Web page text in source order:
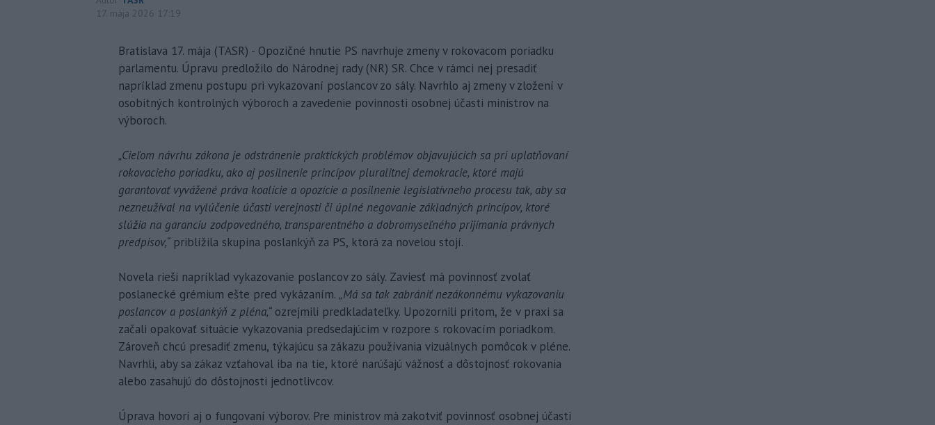
17. mája 2026 17:19
Bratislava 17. mája (TASR) - Opozičné hnutie PS navrhuje zmeny v rokovacom poriadku
parlamentu. Úpravu predložilo do Národnej rady (NR) SR. Chce v rámci nej presadiť
napríklad zmenu postupu pri vykazovaní poslancov zo sály. Navrhlo aj zmeny v zložení v
osobitných kontrolných výboroch a zavedenie povinnosti osobnej účasti ministrov na
výboroch.
„Cieľom návrhu zákona je odstránenie praktických problémov objavujúcich sa pri uplatňovaní
rokovacieho poriadku, ako aj posilnenie princípov pluralitnej demokracie, ktoré majú
garantovať vyvážené práva koalície a opozície a posilnenie legislatívneho procesu tak, aby sa
nezneužíval na vylúčenie účasti verejnosti či úplné negovanie základných princípov, ktoré
slúžia na garanciu zodpovedného, transparentného a dobromyseľného prijímania právnych
predpisov,“ priblížila skupina poslankýň za PS, ktorá za novelou stojí.
Novela rieši napríklad vykazovanie poslancov zo sály. Zaviesť má povinnosť zvolať
poslanecké grémium ešte pred vykázaním. „Má sa tak zabrániť nezákonnému vykazovaniu
poslancov a poslankýň z pléna,“ ozrejmili predkladateľky. Upozornili pritom, že v praxi sa
začali opakovať situácie vykazovania predsedajúcim v rozpore s rokovacím poriadkom.
Zároveň chcú presadiť zmenu, týkajúcu sa zákazu používania vizuálnych pomôcok v pléne.
Navrhli, aby sa zákaz vzťahoval iba na tie, ktoré narúšajú vážnosť a dôstojnosť rokovania
alebo zasahujú do dôstojnosti jednotlivcov.
Úprava hovorí aj o fungovaní výborov. Pre ministrov má zakotviť povinnosť osobnej účasti